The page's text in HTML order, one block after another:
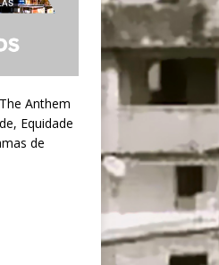
The Anthem
Equidade
de